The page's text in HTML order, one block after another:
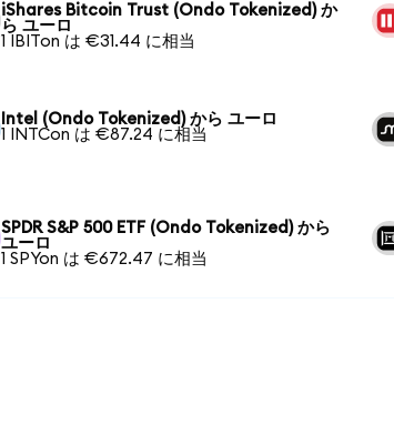
iShares Bitcoin Trust (Ondo Tokenized) か
ら ユーロ
1 IBITon は €31.44 に相当
Intel (Ondo Tokenized) から ユーロ
1 INTCon は €87.24 に相当
SPDR S&P 500 ETF (Ondo Tokenized) から
ユーロ
1 SPYon は €672.47 に相当